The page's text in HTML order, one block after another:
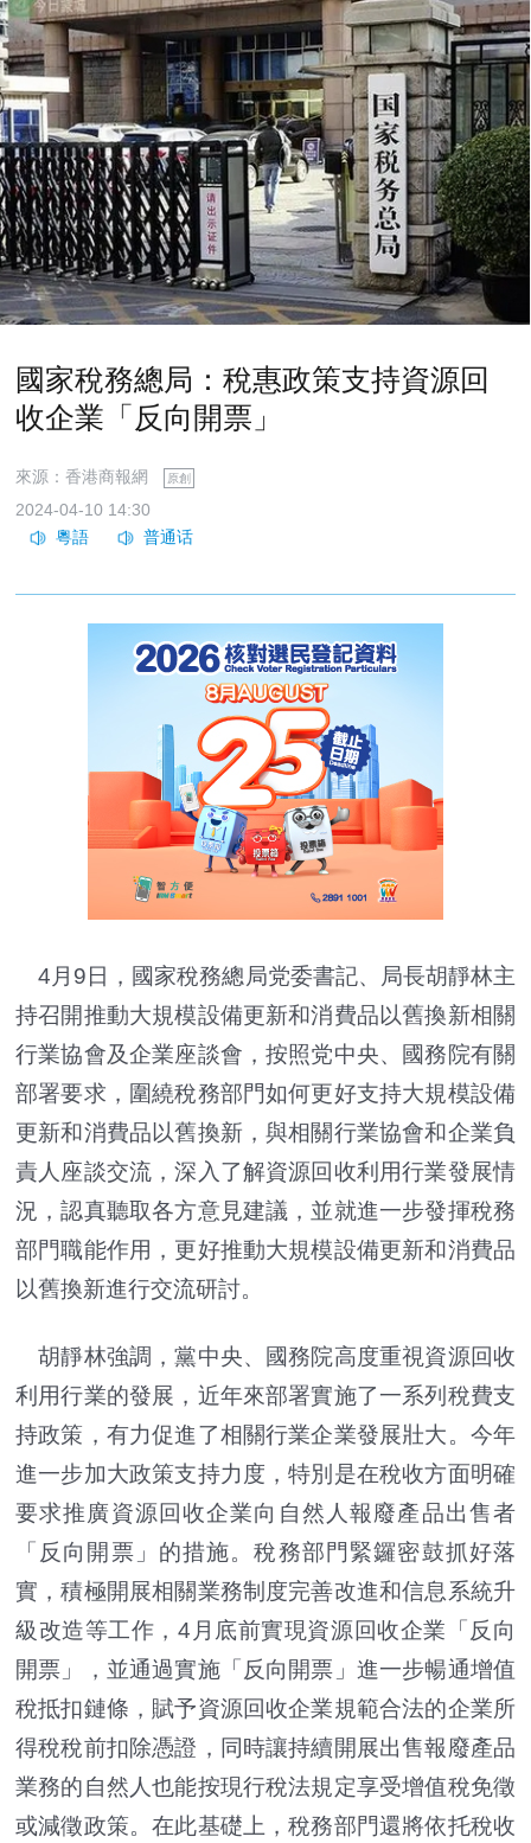
國家稅務總局：稅惠政策支持資源回
收企業「反向開票」
來源：香港商報網 原創
2024-04-10 14:30
4月9日，國家稅務總局党委書記、局長胡靜林主
持召開推動大規模設備更新和消費品以舊換新相關
行業協會及企業座談會，按照党中央、國務院有關
部署要求，圍繞稅務部門如何更好支持大規模設備
更新和消費品以舊換新，與相關行業協會和企業負
責人座談交流，深入了解資源回收利用行業發展情
況，認真聽取各方意見建議，並就進一步發揮稅務
部門職能作用，更好推動大規模設備更新和消費品
以舊換新進行交流研討。
胡靜林強調，黨中央、國務院高度重視資源回收
利用行業的發展，近年來部署實施了一系列稅費支
持政策，有力促進了相關行業企業發展壯大。今年
進一步加大政策支持力度，特別是在稅收方面明確
要求推廣資源回收企業向自然人報廢產品出售者
「反向開票」的措施。稅務部門緊鑼密鼓抓好落
實，積極開展相關業務制度完善改進和信息系統升
級改造等工作，4月底前實現資源回收企業「反向
開票」，並通過實施「反向開票」進一步暢通增值
稅抵扣鏈條，賦予資源回收企業規範合法的企業所
得稅稅前扣除憑證，同時讓持續開展出售報廢產品
業務的自然人也能按現行稅法規定享受增值稅免徵
或減徵政策。在此基礎上，稅務部門還將依托稅收